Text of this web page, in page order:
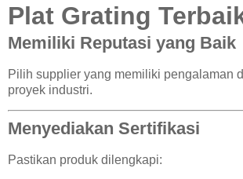
Plat Grating
Memiliki Reputasi yang Baik
Pilih supplier yang memiliki pengalaman
proyek industri.
Menyediakan Sertifikasi
Pastikan produk dilengkapi: